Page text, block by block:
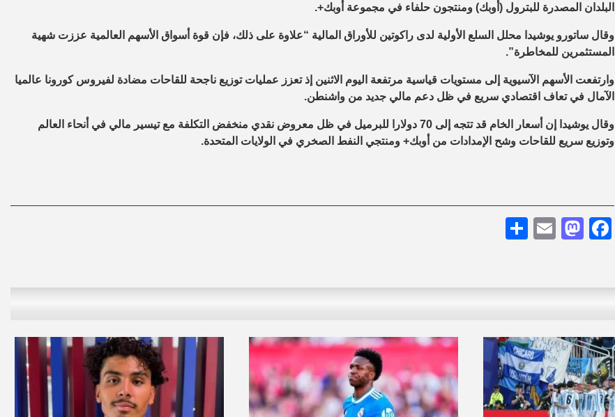
البلدان المصدرة للبترول (أوبك) ومنتجون حلفاء في مجموعة أوبك+.
وقال ساتورو يوشيدا محلل السلع الأولية لدى راكوتين للأوراق المالية “علاوة على ذلك، فإن قوة أسواق الأسهم العالمية عززت شهية
المستثمرين للمخاطرة”.
وارتفعت الأسهم الآسيوية إلى مستويات قياسية مرتفعة اليوم الاثنين إذ تعزز عمليات توزيع ناجحة للقاحات مضادة لفيروس كورونا عالميا
الآمال في تعاف اقتصادي سريع في ظل دعم مالي جديد من واشنطن.
وقال يوشيدا إن أسعار الخام قد تتجه إلى 70 دولارا للبرميل في ظل معروض نقدي منخفض التكلفة مع تيسير مالي في أنحاء العالم
وتوزيع سريع للقاحات وشح الإمدادات من أوبك+ ومنتجي النفط الصخري في الولايات المتحدة.
Facebook
Mastodon
Email